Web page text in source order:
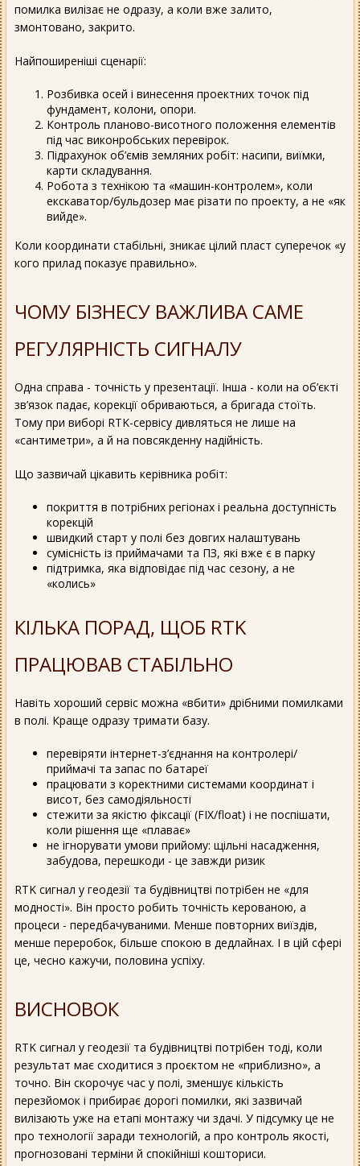
помилка вилізає не одразу, а коли вже залито,
змонтовано, закрито.
Найпоширеніші сценарії:
Розбивка осей і винесення проектних точок під
фундамент, колони, опори.
Контроль планово-висотного положення елементів
під час виконробських перевірок.
Підрахунок об’ємів земляних робіт: насипи, виїмки,
карти складування.
Робота з технікою та «машин-контролем», коли
екскаватор/бульдозер має різати по проекту, а не «як
вийде».
Коли координати стабільні, зникає цілий пласт суперечок «у
кого прилад показує правильно».
ЧОМУ БІЗНЕСУ ВАЖЛИВА САМЕ
РЕГУЛЯРНІСТЬ СИГНАЛУ
Одна справа - точність у презентації. Інша - коли на об’єкті
зв’язок падає, корекції обриваються, а бригада стоїть.
Тому при виборі RTK-сервісу дивляться не лише на
«сантиметри», а й на повсякденну надійність.
Що зазвичай цікавить керівника робіт:
покриття в потрібних регіонах і реальна доступність
корекцій
швидкий старт у полі без довгих налаштувань
сумісність із приймачами та ПЗ, які вже є в парку
підтримка, яка відповідає під час сезону, а не
«колись»
КІЛЬКА ПОРАД, ЩОБ RTK
ПРАЦЮВАВ СТАБІЛЬНО
Навіть хороший сервіс можна «вбити» дрібними помилками
в полі. Краще одразу тримати базу.
перевіряти інтернет-з’єднання на контролері/
приймачі та запас по батареї
працювати з коректними системами координат і
висот, без самодіяльності
стежити за якістю фіксації (FIX/float) і не поспішати,
коли рішення ще «плаває»
не ігнорувати умови прийому: щільні насадження,
забудова, перешкоди - це завжди ризик
RTK сигнал у геодезії та будівництві потрібен не «для
модності». Він просто робить точність керованою, а
процеси - передбачуваними. Менше повторних виїздів,
менше переробок, більше спокою в дедлайнах. І в цій сфері
це, чесно кажучи, половина успіху.
ВИСНОВОК
RTK сигнал у геодезії та будівництві потрібен тоді, коли
результат має сходитися з проєктом не «приблизно», а
точно. Він скорочує час у полі, зменшує кількість
перезйомок і прибирає дорогі помилки, які зазвичай
вилізають уже на етапі монтажу чи здачі. У підсумку це не
про технології заради технологій, а про контроль якості,
прогнозовані терміни й спокійніші кошториси.